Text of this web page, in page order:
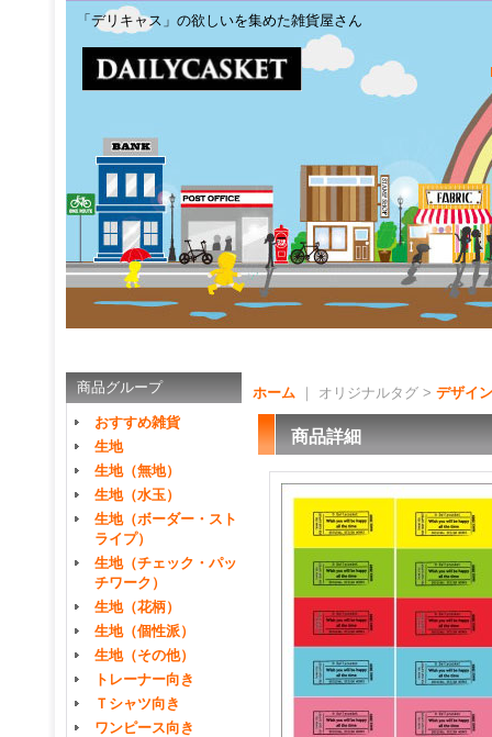
「デリキャス」の欲しいを集めた雑貨屋さん
商品グループ
おすすめ雑貨
生地
生地（無地）
生地（水玉）
生地（ボーダー・スト
ライプ）
生地（チェック・パッ
チワーク）
生地（花柄）
生地（個性派）
生地（その他）
トレーナー向き
Ｔシャツ向き
ワンピース向き
ホーム ｜ オリジナルタグ > デザイ
商品詳細